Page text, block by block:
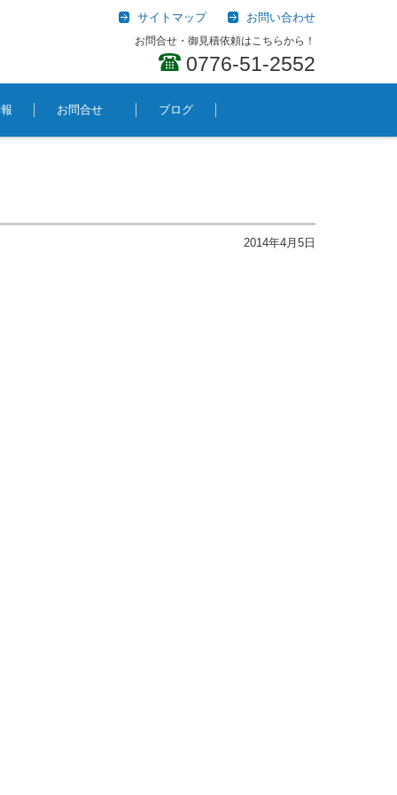
サイトマップ お問い合わせ
お問合せ・御見積依頼はこちらから！
0776-51-2552
お問合せ ブログ
2014年4月5日